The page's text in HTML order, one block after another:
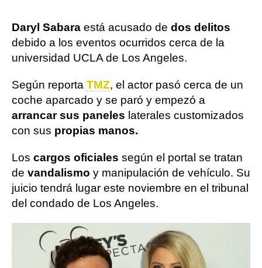
Daryl Sabara está acusado de dos delitos
debido a los eventos ocurridos cerca de la
universidad UCLA de Los Angeles.
Según reporta TMZ, el actor pasó cerca de un
coche aparcado y se paró y empezó a
arrancar sus paneles laterales customizados
con sus propias manos.
Los cargos oficiales según el portal se tratan
de vandalismo y manipulación de vehículo. Su
juicio tendrá lugar este noviembre en el tribunal
del condado de Los Angeles.